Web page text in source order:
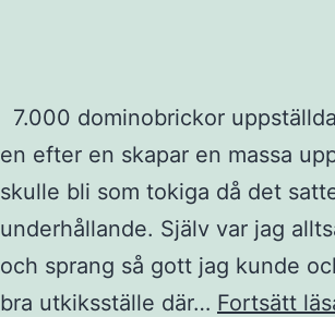
7.000 dominobrickor
en efter en skapar en massa
skulle bli som tokiga då det
underhållande. Själv var jag
och sprang så gott jag kunde
bra utkiksställe där… Fortsätt